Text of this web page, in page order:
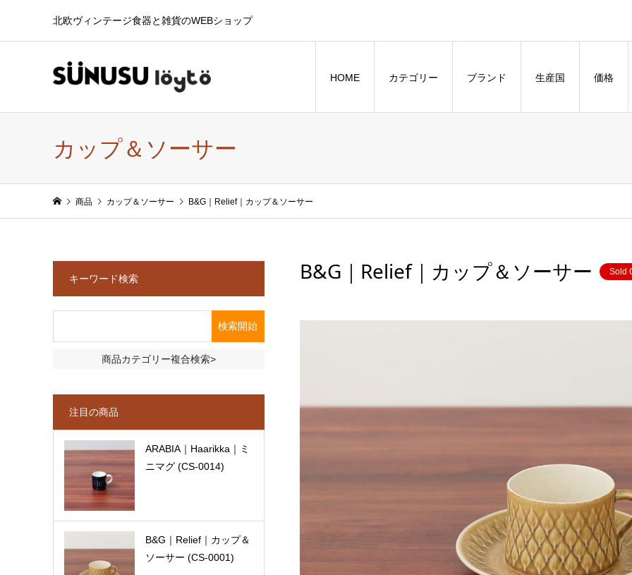
北欧ヴィンテージ食器と雑貨のWEBショップ
HOME カテゴリー ブランド 生産国 価格
カップ＆ソーサー
商品 カップ＆ソーサー B&G｜Relief｜カップ＆ソーサー
B&G｜Relief｜カップ＆ソーサー Sold
キーワード検索
商品カテゴリー複合検索>
注目の商品
ARABIA｜Haarikka｜ミ
ニマグ (CS-0014)
B&G｜Relief｜カップ＆
ソーサー (CS-0001)